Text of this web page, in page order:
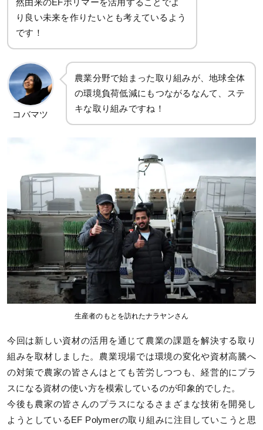
然由来のEFポリマーを活用することでよ
り良い未来を作りたいとも考えているよう
です！
コバマツ
農業分野で始まった取り組みが、地球全体
の環境負荷低減にもつながるなんて、ステ
キな取り組みですね！
生産者のもとを訪れたナラヤンさん
今回は新しい資材の活用を通じて農業の課題を解決する取り
組みを取材しました。農業現場では環境の変化や資材高騰へ
の対策で農家の皆さんはとても苦労しつつも、経営的にプラ
スになる資材の使い方を模索しているのが印象的でした。
今後も農家の皆さんのプラスになるさまざまな技術を開発し
ようとしているEF Polymerの取り組みに注目していこうと思